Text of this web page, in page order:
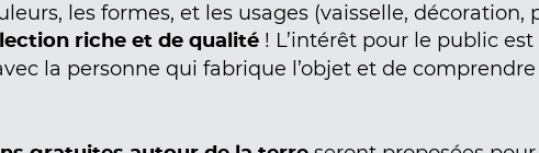
les formes, et les usages (vaisselle, décoration,
riche et de qualité ! L’intérêt pour le public est
la personne qui fabrique l’objet et de